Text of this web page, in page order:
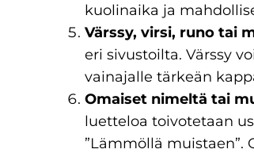
kuolinaika ja
Värssy, virsi, runo tai
eri sivustoilta. Värssy
vainajalle tärkeän
Omaiset nimeltä tai
luetteloa toivotetaan
”Lämmöllä muistaen”.